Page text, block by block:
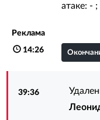
атаке: -
Реклама
14:26
39:36